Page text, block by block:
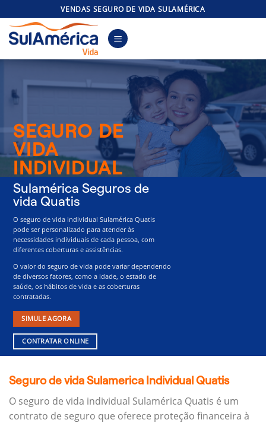
to
content
VENDAS SEGURO DE VIDA SULAMÉRICA
SEGURO DE
VIDA
INDIVIDUAL
Sulamérica Seguros de
vida Quatis
O seguro de vida individual Sulamérica Quatis
pode ser personalizado para atender às
necessidades individuais de cada pessoa, com
diferentes coberturas e assistências.
O valor do seguro de vida pode variar dependendo
de diversos fatores, como a idade, o estado de
saúde, os hábitos de vida e as coberturas
contratadas.
SIMULE AGORA
CONTRATAR ONLINE
Seguro de vida Sulamerica Individual Quatis
O seguro de vida individual Sulamérica Quatis é um
contrato de seguro que oferece proteção financeira à